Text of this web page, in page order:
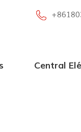
Central